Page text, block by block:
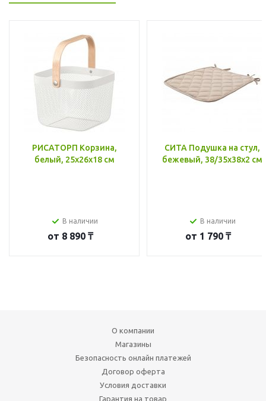
РИСАТОРП Корзина,
белый, 25x26x18 см
В наличии
от 8 890 ₸
СИТА Подушка на стул,
бежевый, 38/35x38x2 см
В наличии
от 1 790 ₸
О компании
Магазины
Безопасность онлайн платежей
Договор оферта
Условия доставки
Гарантия на товар